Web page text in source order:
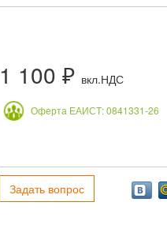
1 100 ₽ вкл.НДС
Оферта ЕАИСТ: 0841331-26
Задать вопрос